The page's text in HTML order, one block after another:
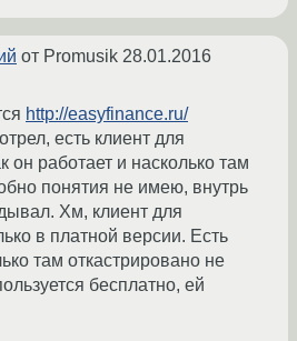
от Promusik 28.01.2016
http://easyfinance.ru/
есть клиент для
он работает и насколько там
понятия не имею, внутрь
Хм, клиент для
в платной версии. Есть
там откастрировано не
бесплатно, ей